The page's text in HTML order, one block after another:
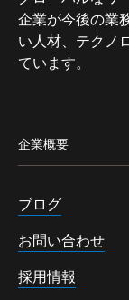
企業が今後の業
い人材、テクノ
ています。
企業概要
ブログ
お問い合わせ
採用情報